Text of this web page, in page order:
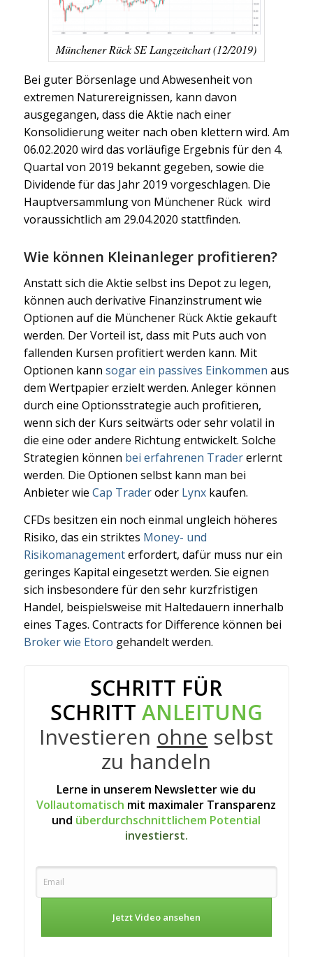
Münchener Rück SE Langzeitchart (12/2019)
Bei guter Börsenlage und Abwesenheit von
extremen Naturereignissen, kann davon
ausgegangen, dass die Aktie nach einer
Konsolidierung weiter nach oben klettern wird. Am
06.02.2020 wird das vorläufige Ergebnis für den 4.
Quartal von 2019 bekannt gegeben, sowie die
Dividende für das Jahr 2019 vorgeschlagen. Die
Hauptversammlung von Münchener Rück wird
voraussichtlich am 29.04.2020 stattfinden.
Wie können Kleinanleger profitieren?
Anstatt sich die Aktie selbst ins Depot zu legen,
können auch derivative Finanzinstrument wie
Optionen auf die Münchener Rück Aktie gekauft
werden. Der Vorteil ist, dass mit Puts auch von
fallenden Kursen profitiert werden kann. Mit
Optionen kann sogar ein passives Einkommen aus
dem Wertpapier erzielt werden. Anleger können
durch eine Optionsstrategie auch profitieren,
wenn sich der Kurs seitwärts oder sehr volatil in
die eine oder andere Richtung entwickelt. Solche
Strategien können bei erfahrenen Tradererlernt
werden. Die Optionen selbst kann man bei
Anbieter wie Cap Traderoder Lynxkaufen.
CFDs besitzen ein noch einmal ungleich höheres
Risiko, das ein striktes Money- und
Risikomanagementerfordert, dafür muss nur ein
geringes Kapital eingesetzt werden. Sie eignen
sich insbesondere für den sehr kurzfristigen
Handel, beispielsweise mit Haltedauern innerhalb
eines Tages. Contracts for Difference können bei
Broker wie Etoro gehandelt werden.
SCHRITT FÜR
SCHRITT ANLEITUNG
Investieren ohne selbst
zu handeln
Lerne in unserem Newsletter wie du
Vollautomatisch mit maximaler Transparenz
und überdurchschnittlichem Potential
investierst.
Jetzt Video ansehen